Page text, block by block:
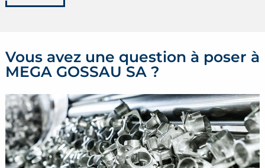
Vous avez une question à poser à
MEGA GOSSAU SA ?